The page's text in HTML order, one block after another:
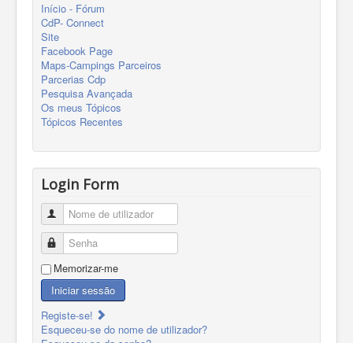
Início - Fórum
CdP- Connect
Site
Facebook Page
Maps-Campings Parceiros
Parcerias Cdp
Pesquisa Avançada
Os meus Tópicos
Tópicos Recentes
Login Form
Nome de utilizador
Senha
Memorizar-me
Iniciar sessão
Registe-se!
Esqueceu-se do nome de utilizador?